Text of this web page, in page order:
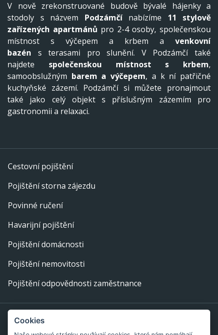
V nově zrekonstruované budově bývalé hájenky a
stodoly s názvem Podzámčínabízíme 11 stylově
zařízených apartmánů pro 2-4 osoby, společenskou
místnost s výčepem a krbem a venkovní
bazén s terasami pro slunění. V Podzámčí také
najdete společenskou místnost s krbem,
samoobslužným barem a výčepem, a k ní patřičné
kuchyňské zázemí. Podzámčí si můžete pronajmout
také jako celý objekt s příslušným zázemím pro
gastronomii a relaxaci.
Cestovní pojištění
Pojištění storna zájezdu
Povinné ručení
Havarijní pojištění
Pojištění domácnosti
Pojištění nemovitosti
Pojištění odpovědnosti zaměstnance
Provozovatel webu: eFi Palace, s.r.o., IČ: 29378702,
Cookies